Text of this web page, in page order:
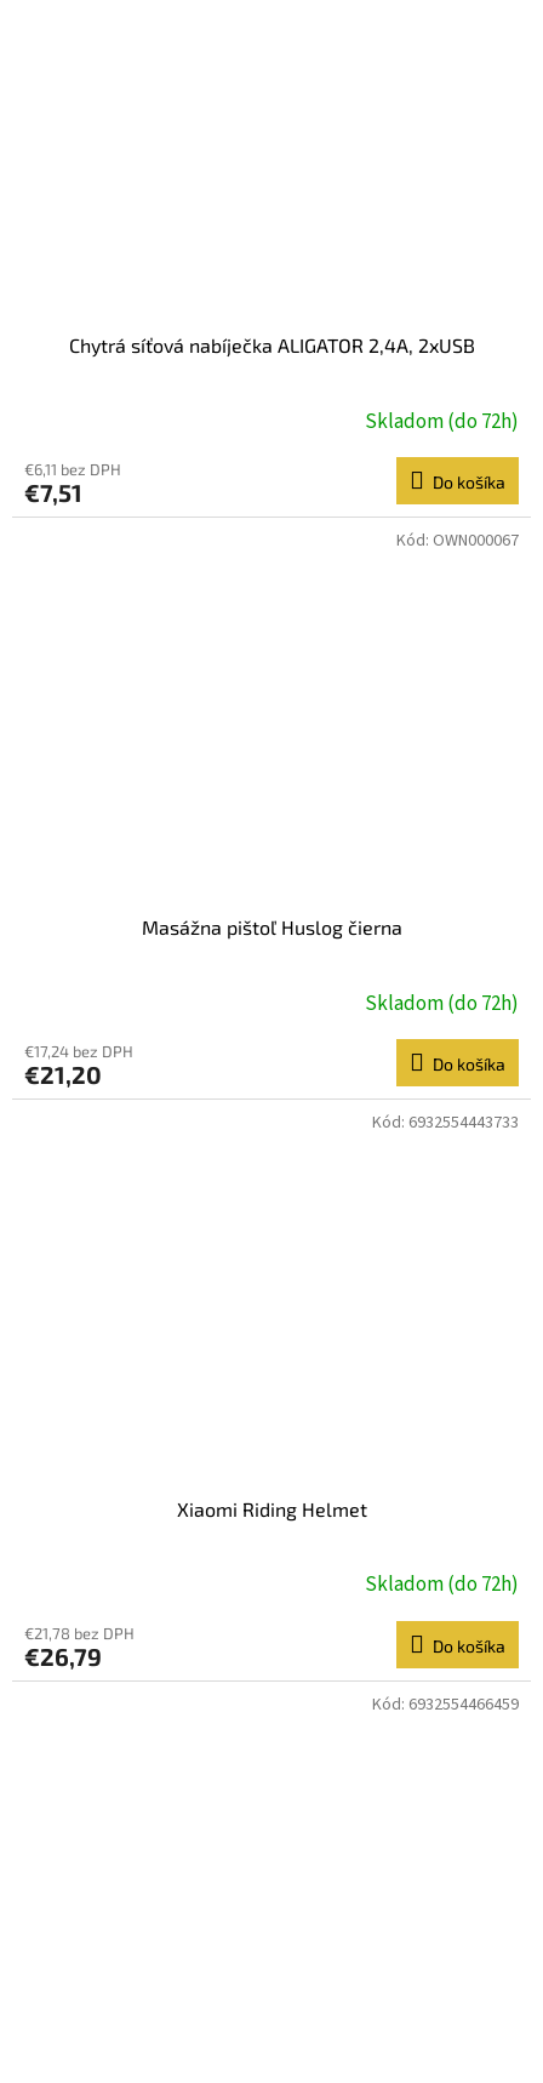
Chytrá síťová nabíječka ALIGATOR 2,4A, 2xUSB
Skladom (do 72h)
€6,11 bez DPH
€7,51 Do košíka
Masážna pištoľ Huslog čierna
Skladom (do 72h)
€17,24 bez DPH
€21,20 Do košíka
Kód: OWN000067
Xiaomi Riding Helmet
Skladom (do 72h)
€21,78 bez DPH
€26,79 Do košíka
Kód: 6932554443733
Kód: 6932554466459